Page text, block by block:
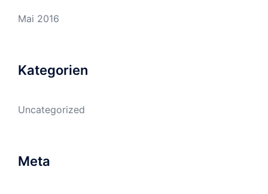
Mai 2016
Kategorien
Uncategorized
Meta